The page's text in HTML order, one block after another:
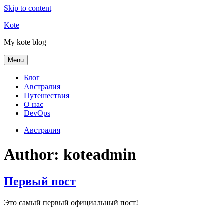
Skip to content
Kote
My kote blog
Menu
Блог
Австралия
Путешествия
О нас
DevOps
Австралия
Author: koteadmin
Первый пост
Это самый первый официальный пост!